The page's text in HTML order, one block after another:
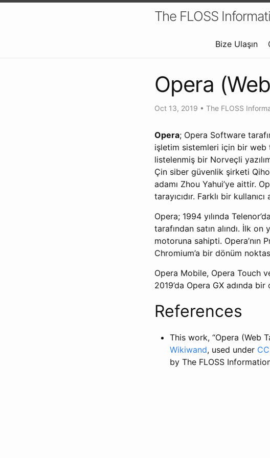
The FLOSS
Bize Ulaşın
Opera
Oct 13, 2019 • The FLOSS
Opera; Opera Software
işletim sistemleri için bir web
listelenmiş bir Norveçli
Çin siber güvenlik şirketi
adamı Zhou Yahui’ye aittir.
tarayıcıdır. Farklı bir
Opera; 1994 yılında
tarafından satın alındı. İlk
motoruna sahipti. Opera’nın
Chromium’a bir dönüm
Opera Mobile, Opera Touch
2019’da Opera GX adında bir
References
This work, “Opera (Web
Wikiwand, used under
by The FLOSS